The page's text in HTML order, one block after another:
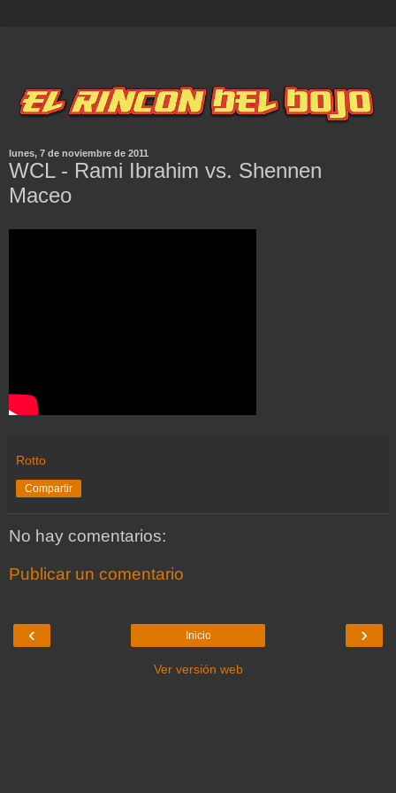
lunes, 7 de noviembre de 2011
WCL - Rami Ibrahim vs. Shennen
Maceo
Rotto
Compartir
No hay comentarios:
Publicar un comentario
‹ ›
Inicio
Ver versión web